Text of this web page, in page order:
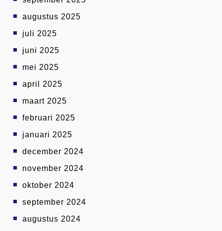
augustus 2025
juli 2025
juni 2025
mei 2025
april 2025
maart 2025
februari 2025
januari 2025
december 2024
november 2024
oktober 2024
september 2024
augustus 2024